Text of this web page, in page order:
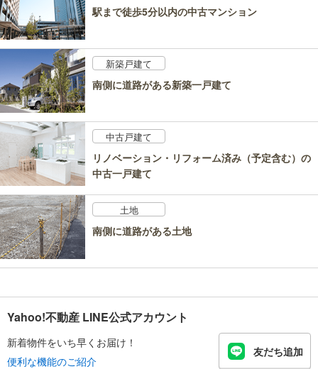
駅まで徒歩5分以内の中古マンション
新築戸建て
南側に道路がある新築一戸建て
中古戸建て
リノベーション・リフォーム済み（予定含む）の
中古一戸建て
土地
南側に道路がある土地
Yahoo!不動産 LINE公式アカウント
新着物件をいち早くお届け！
便利な機能のご紹介
友だち追加